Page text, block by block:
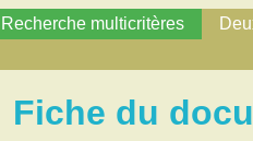
Recherche multicritères
Fiche du